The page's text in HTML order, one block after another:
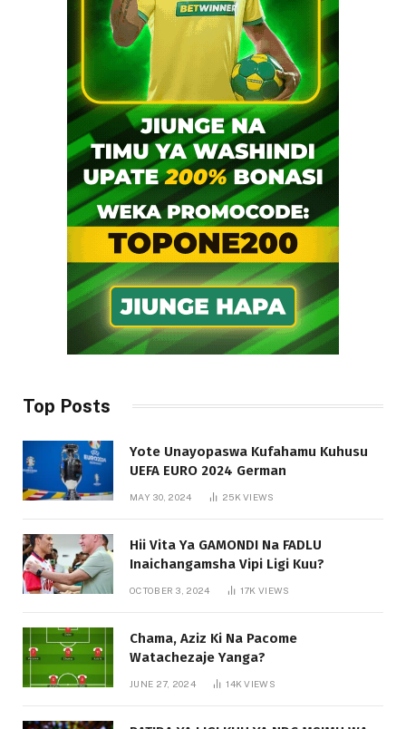
Top Posts
Yote Unayopaswa Kufahamu Kuhusu
UEFA EURO 2024 German
MAY 30, 2024 25KVIEWS
Hii Vita Ya GAMONDI Na FADLU
Inaichangamsha Vipi Ligi Kuu?
OCTOBER 3, 2024 17KVIEWS
Chama, Aziz Ki Na Pacome
Watachezaje Yanga?
JUNE 27, 2024 14KVIEWS